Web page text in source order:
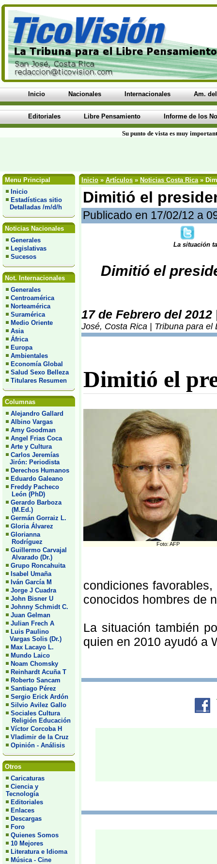
Inicio Nacionales Internacionales Am.
Editoriales Libre Pensamiento Informe de los
Su punto de vista es muy
Menu Principal
Inicio
Estadísticas sitio
Detalladas /m/d/h
Noticias Nacionales
Generales
Legislativas
Sucesos
Not. Internacionales
Generales
Centroamérica
Norteamérica
Suramérica
Medio Oriente
Asia
África
Europa
Ambientales
Economía Global
Salud Sexo Belleza
Titulares Resumen
Columnas
Alejandro Gallard
Albino Vargas
Amy Goodman
Angel Frias Coca
Arte y Cultura
Carlos Jeremías
Jirón: Periodista
Derechos Humanos
Eduardo Galeano
Freddy Pacheco
León (PhD)
Gerardo Barboza
(M.Ed.)
Germán Gorraiz L.
Gloria Álvarez
Glorianna
Rodríguez
Guillermo Carvajal
Alvarado (Dr.)
Grupo Roncahuita
Isabel Umaña
Iván García M
Jorge J Cuadra
John Bisner U
Johnny Schmidt C.
Juan Gelman
Julian Frech A
Luis Paulino
Vargas Solis (Dr.)
Max Lacayo L.
Mundo Laico
Noam Chomsky
Reinhardt Acuña T
Roberto Sancam
Santiago Pérez
Sergio Erick Ardón
Silvio Avilez Gallo
Sociales Cultura
Religión Educación
Víctor Corcoba H
Vladimir de la Cruz
Opinión - Análisis
Otros
Caricaturas
Ciencia y
Tecnología
Editoriales
Enlaces
Descargas
Foro
Quienes Somos
10 Mejores
Literatura e Idioma
Música - Cine
Inicio » Artículos » Noticias Costa Rica»
Dimitió el
Publicado en 17/02/12 a
La situación
Dimitió el
17 de Febrero del 2012
José, Costa Rica | Tribuna para el
Dimitió el
Foto: AFP
condiciones
conocidos hombres de
La situación también
quien en 2010 ayudó a